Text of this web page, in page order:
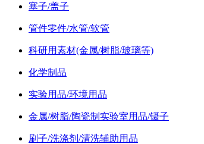
塞子/盖子
管件零件/水管/软管
科研用素材(金属/树脂/玻璃等)
化学制品
实验用品/环境用品
金属/树脂/陶瓷制实验室用品/镊子
刷子/洗涤剂/清洗辅助用品